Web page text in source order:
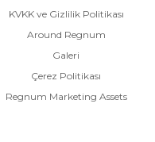
KVKK ve Gizlilik Politikası
Around Regnum
Galeri
Çerez Politikası
Regnum Marketing Assets